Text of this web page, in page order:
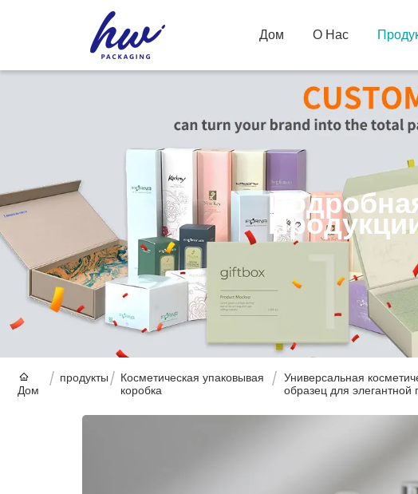
Дом О Нас
Дом
продукты
Косметическая упаковывая
коробка
Универсальная
образец для элегантной